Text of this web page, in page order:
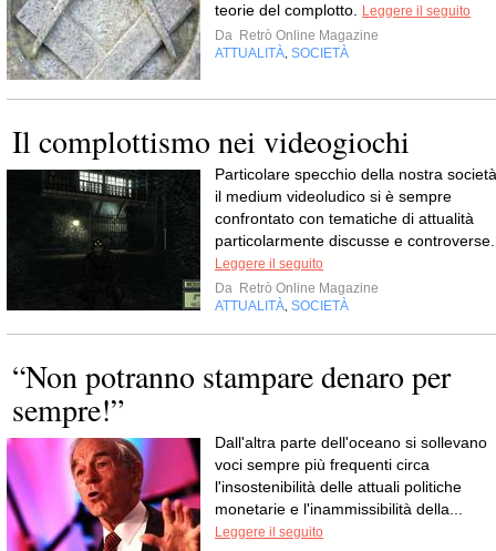
teorie del complotto.
Leggere il seguito
Da Retrò Online Magazine
ATTUALITÀ SOCIETÀ
Il complottismo nei videogiochi
Particolare specchio della nostra
il medium videoludico si è sempre
confrontato con tematiche di attualità
particolarmente discusse e controverse.
Leggere il seguito
Da Retrò Online Magazine
ATTUALITÀ SOCIETÀ
“Non potranno stampare denaro per
sempre!”
Dall'altra parte dell'oceano si sollevano
voci sempre più frequenti circa
l'insostenibilità delle attuali politiche
monetarie e l'inammissibilità della...
Leggere il seguito